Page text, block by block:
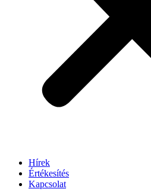
Hírek
Értékesítés
Kapcsolat